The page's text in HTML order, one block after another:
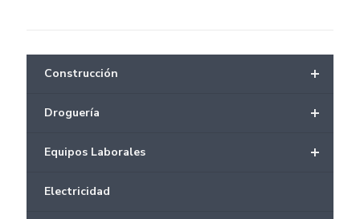
+
Construcción
+
Droguería
+
Equipos Laborales
Electricidad